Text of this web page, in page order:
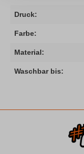
Druck:
Farbe:
Material:
Waschbar bis: